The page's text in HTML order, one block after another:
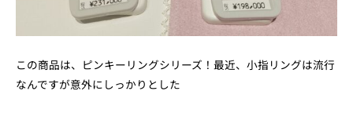
この商品は、ピンキーリングシリーズ！最近、小指リングは流行
なんですが意外にしっかりとした